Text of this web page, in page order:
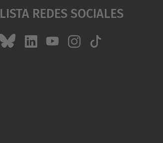
Lista Redes Sociales